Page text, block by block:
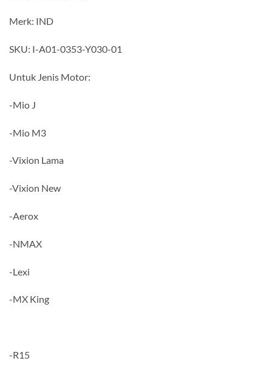
Merk: IND
SKU: I-A01-0353-Y030-01
Untuk Jenis Motor:
-Mio J
-Mio M3
-Vixion Lama
-Vixion New
-Aerox
-NMAX
-Lexi
-MX King
-R15